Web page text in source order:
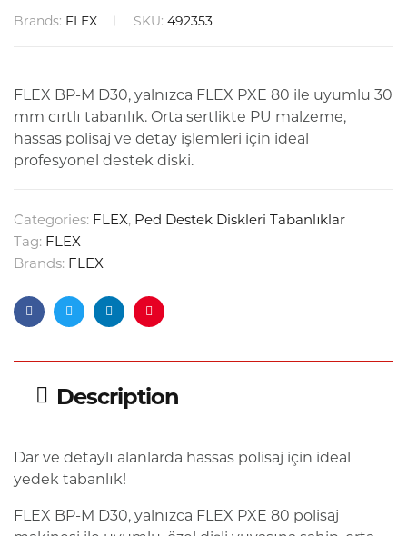
Brands: FLEX SKU: 492353
FLEX BP-M D30, yalnızca FLEX PXE 80 ile uyumlu 30
mm cırtlı tabanlık. Orta sertlikte PU malzeme,
hassas polisaj ve detay işlemleri için ideal
profesyonel destek diski.
Categories: FLEX, Ped Destek Diskleri Tabanlıklar
Tag: FLEX
Brands: FLEX
FacebookTwitterLinkedinPinterest
Description
Dar ve detaylı alanlarda hassas polisaj için ideal
yedek tabanlık!
FLEX BP-M D30, yalnızca FLEX PXE 80 polisaj